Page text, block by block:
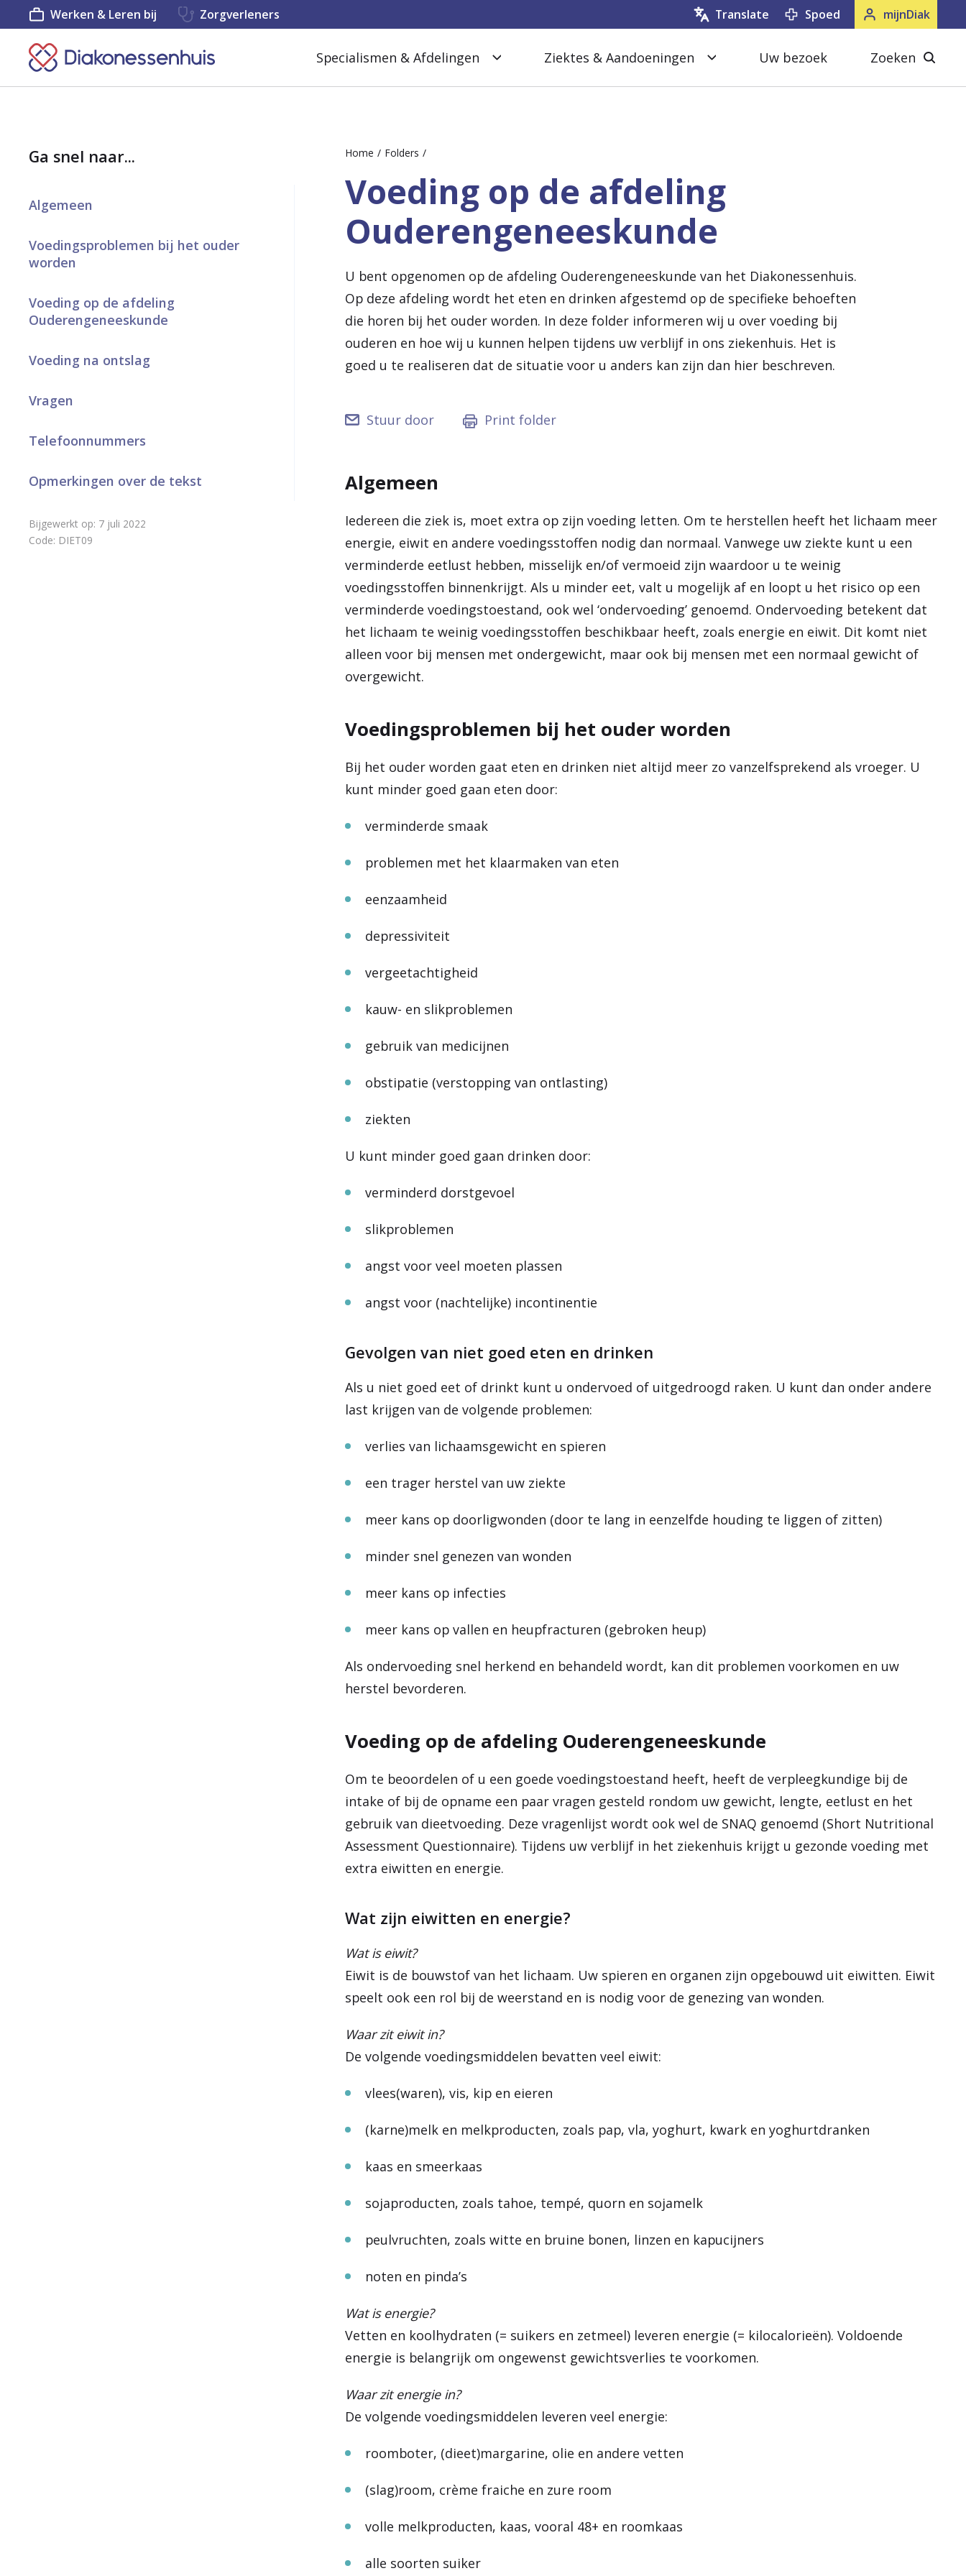
K
e
t
r
u
g
a
r
d
h
e
p
Specialismen & Afdelingen Ziektes & Aandoeningen Uw bezoek
Zoeken
Werken & Leren bij Zorgverleners mijnDiak
Spoed
Translate
Ga snel naar...
Algemeen
Voedingsproblemen bij het ouder
worden
Voeding op de afdeling
Ouderengeneeskunde
Voeding na ontslag
Vragen
Telefoonnummers
Opmerkingen over de tekst
Bijgewerkt op: 7 juli 2022
Code: DIET09
Home Folders
Voeding op de afdeling
Ouderengeneeskunde
U bent opgenomen op de afdeling Ouderengeneeskunde van het Diakonessenhuis.
Op deze afdeling wordt het eten en drinken afgestemd op de specifieke behoeften
die horen bij het ouder worden. In deze folder informeren wij u over voeding bij
ouderen en hoe wij u kunnen helpen tijdens uw verblijf in ons ziekenhuis. Het is
goed u te realiseren dat de situatie voor u anders kan zijn dan hier beschreven.
Stuur door Print folder
Algemeen
Iedereen die ziek is, moet extra op zijn voeding letten. Om te herstellen heeft het lichaam meer
energie, eiwit en andere voedingsstoffen nodig dan normaal. Vanwege uw ziekte kunt u een
verminderde eetlust hebben, misselijk en/of vermoeid zijn waardoor u te weinig
voedingsstoffen binnenkrijgt. Als u minder eet, valt u mogelijk af en loopt u het risico op een
verminderde voedingstoestand, ook wel ‘ondervoeding’ genoemd. Ondervoeding betekent dat
het lichaam te weinig voedingsstoffen beschikbaar heeft, zoals energie en eiwit. Dit komt niet
alleen voor bij mensen met ondergewicht, maar ook bij mensen met een normaal gewicht of
overgewicht.
Voedingsproblemen bij het ouder worden
Bij het ouder worden gaat eten en drinken niet altijd meer zo vanzelfsprekend als vroeger. U
kunt minder goed gaan eten door:
verminderde smaak
problemen met het klaarmaken van eten
eenzaamheid
depressiviteit
vergeetachtigheid
kauw- en slikproblemen
gebruik van medicijnen
obstipatie (verstopping van ontlasting)
ziekten
U kunt minder goed gaan drinken door:
verminderd dorstgevoel
slikproblemen
angst voor veel moeten plassen
angst voor (nachtelijke) incontinentie
Gevolgen van niet goed eten en drinken
Als u niet goed eet of drinkt kunt u ondervoed of uitgedroogd raken. U kunt dan onder andere
last krijgen van de volgende problemen:
verlies van lichaamsgewicht en spieren
een trager herstel van uw ziekte
meer kans op doorligwonden (door te lang in eenzelfde houding te liggen of zitten)
minder snel genezen van wonden
meer kans op infecties
meer kans op vallen en heupfracturen (gebroken heup)
Als ondervoeding snel herkend en behandeld wordt, kan dit problemen voorkomen en uw
herstel bevorderen.
Voeding op de afdeling Ouderengeneeskunde
Om te beoordelen of u een goede voedingstoestand heeft, heeft de verpleegkundige bij de
intake of bij de opname een paar vragen gesteld rondom uw gewicht, lengte, eetlust en het
gebruik van dieetvoeding. Deze vragenlijst wordt ook wel de SNAQ genoemd (Short Nutritional
Assessment Questionnaire). Tijdens uw verblijf in het ziekenhuis krijgt u gezonde voeding met
extra eiwitten en energie.
Wat zijn eiwitten en energie?
Wat is eiwit?
Eiwit is de bouwstof van het lichaam. Uw spieren en organen zijn opgebouwd uit eiwitten. Eiwit
speelt ook een rol bij de weerstand en is nodig voor de genezing van wonden.
Waar zit eiwit in?
De volgende voedingsmiddelen bevatten veel eiwit:
vlees(waren), vis, kip en eieren
(karne)melk en melkproducten, zoals pap, vla, yoghurt, kwark en yoghurtdranken
kaas en smeerkaas
sojaproducten, zoals tahoe, tempé, quorn en sojamelk
peulvruchten, zoals witte en bruine bonen, linzen en kapucijners
noten en pinda’s
Wat is energie?
Vetten en koolhydraten (= suikers en zetmeel) leveren energie (= kilocalorieën). Voldoende
energie is belangrijk om ongewenst gewichtsverlies te voorkomen.
Waar zit energie in?
De volgende voedingsmiddelen leveren veel energie:
roomboter, (dieet)margarine, olie en andere vetten
(slag)room, crème fraiche en zure room
volle melkproducten, kaas, vooral 48+ en roomkaas
alle soorten suiker